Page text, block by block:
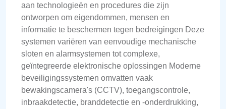
aan technologieën en procedures die zijn
ontworpen om eigendommen, mensen en
informatie te beschermen tegen bedreigingen Deze
systemen variëren van eenvoudige mechanische
sloten en alarmsystemen tot complexe,
geïntegreerde elektronische oplossingen Moderne
beveiligingssystemen omvatten vaak
bewakingscamera's (CCTV), toegangscontrole,
inbraakdetectie, branddetectie en -onderdrukking,